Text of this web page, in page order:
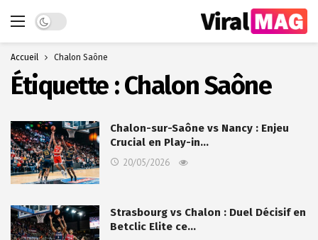
Dark mode
Accueil Chalon Saône
Étiquette :Chalon Saône
Chalon-sur-Saône vs Nancy : Enjeu
Crucial en Play-in…
20/05/2026
Strasbourg vs Chalon : Duel Décisif en
Betclic Elite ce…